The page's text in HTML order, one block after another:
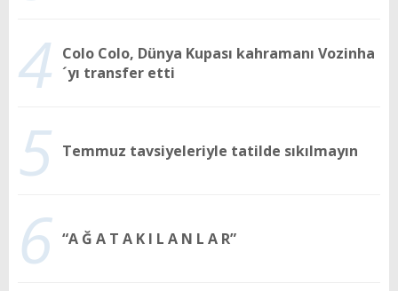
4 Colo Colo, Dünya Kupası kahramanı Vozinha
´yı transfer etti
5 Temmuz tavsiyeleriyle tatilde sıkılmayın
6 “A Ğ A T A K I L A N L A R”